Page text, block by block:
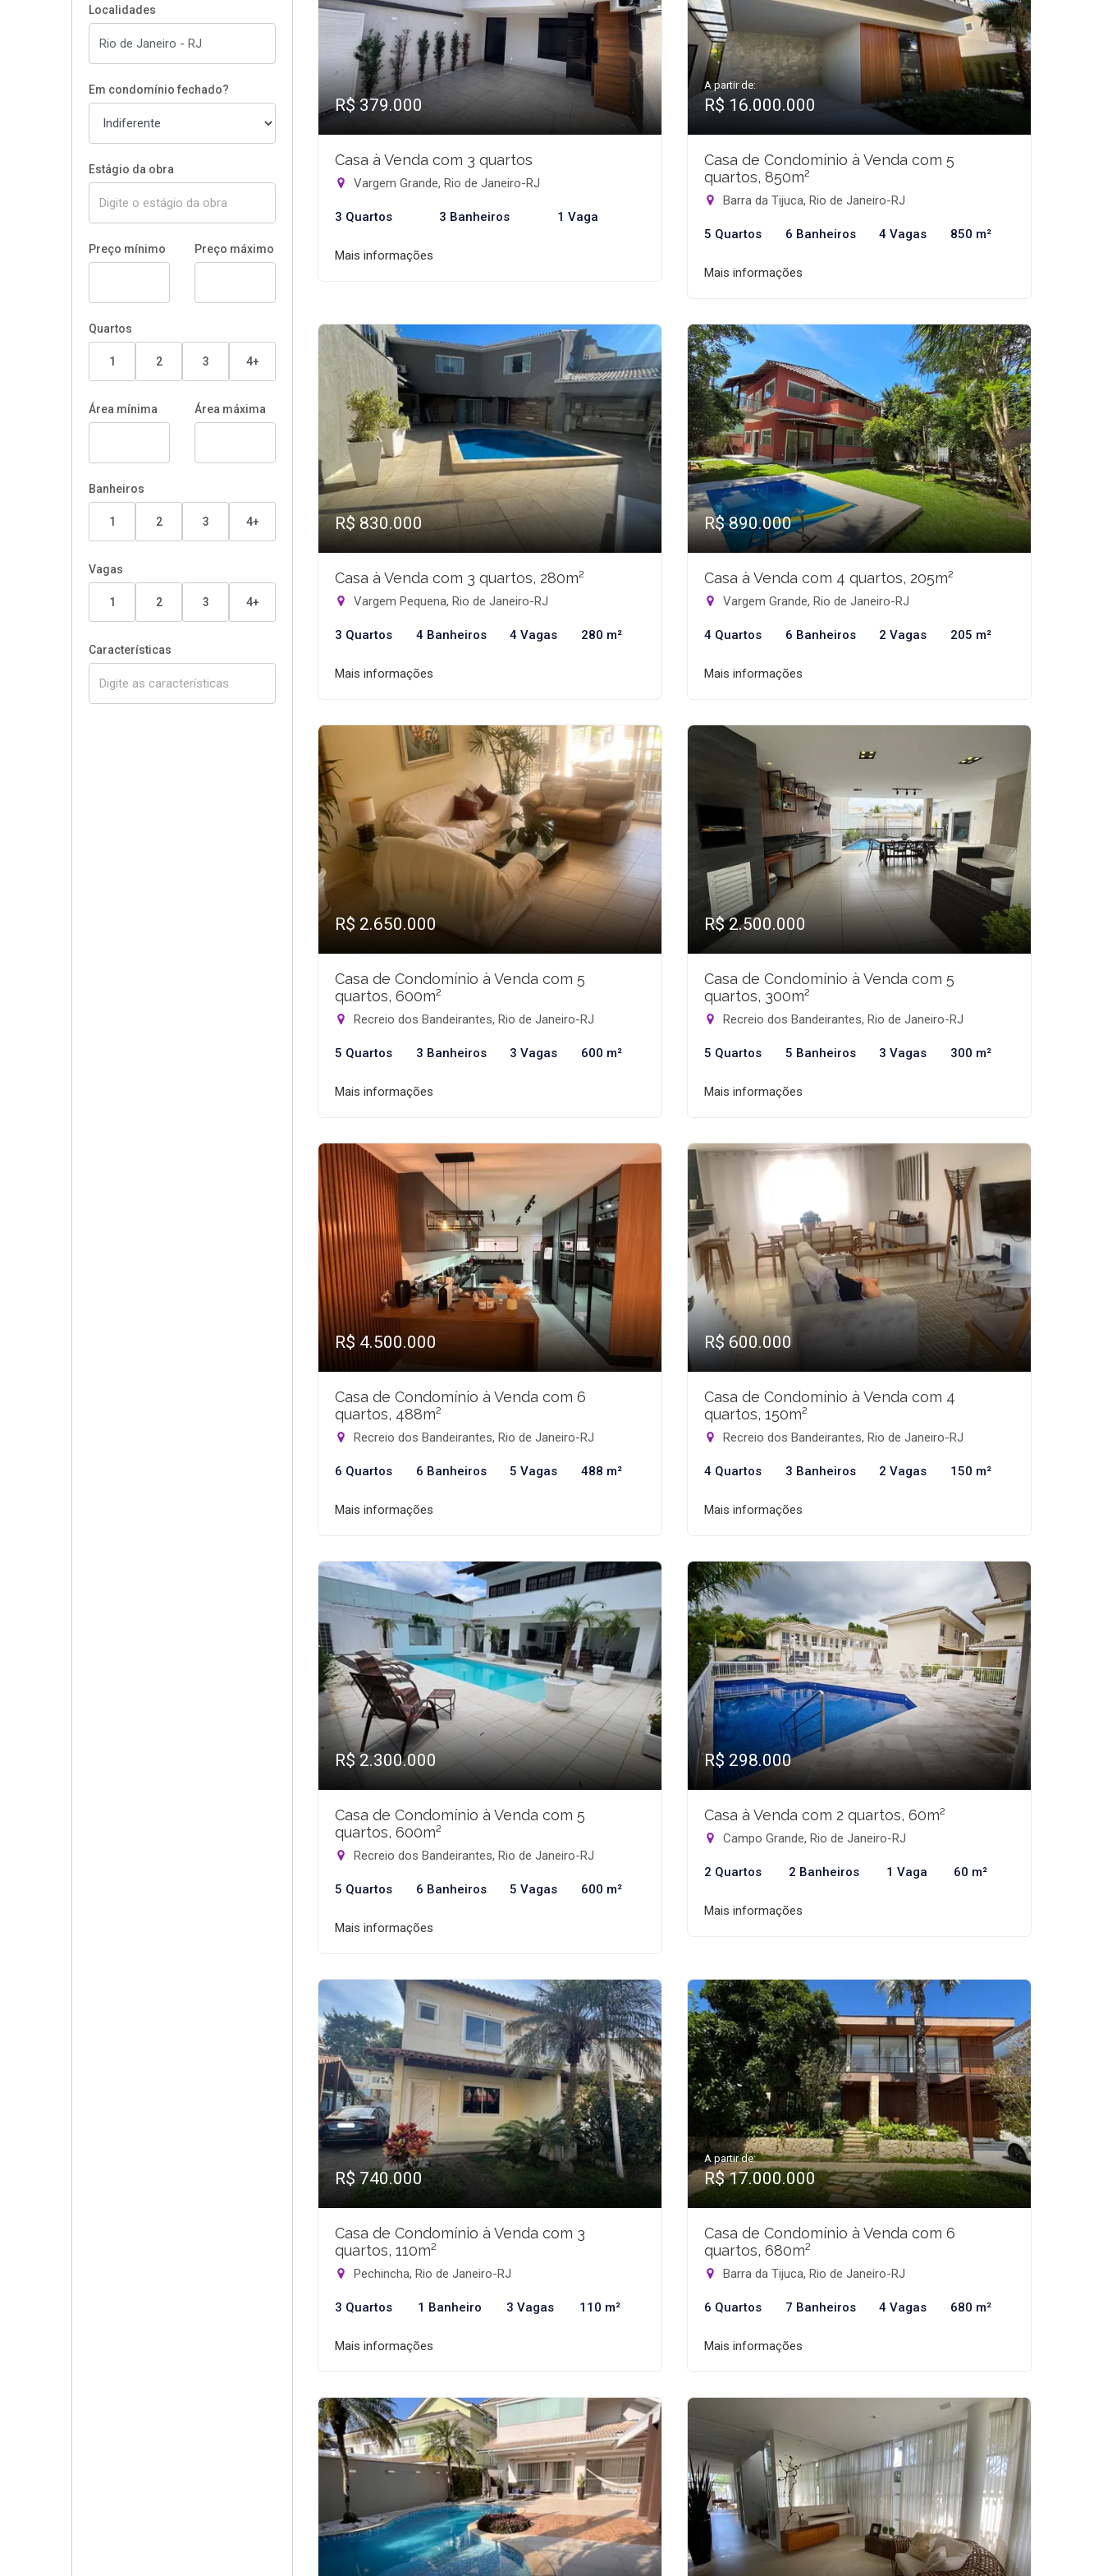
Localidades
Em condomínio fechado?
Estágio da obra
Preço mínimo Preço máximo
Quartos
1 2 3 4+
Área mínima Área máxima
Banheiros
1 2 3 4+
Vagas
1 2 3 4+
Características
R$ 379.000
Casa à Venda com 3 quartos
Vargem Grande, Rio de Janeiro-RJ
3 Quartos 3 Banheiros 1 Vaga
Mais informações
A partir de:
R$ 16.000.000
Casa de Condomínio à Venda com 5
quartos, 850m²
Barra da Tijuca, Rio de Janeiro-RJ
5 Quartos 6 Banheiros 4 Vagas 850 m²
Mais informações
R$ 830.000
Casa à Venda com 3 quartos, 280m²
Vargem Pequena, Rio de Janeiro-RJ
3 Quartos 4 Banheiros 4 Vagas 280 m²
Mais informações
R$ 890.000
Casa à Venda com 4 quartos, 205m²
Vargem Grande, Rio de Janeiro-RJ
4 Quartos 6 Banheiros 2 Vagas 205 m²
Mais informações
R$ 2.650.000
Casa de Condomínio à Venda com 5
quartos, 600m²
Recreio dos Bandeirantes, Rio de Janeiro-RJ
5 Quartos 3 Banheiros 3 Vagas 600 m²
Mais informações
R$ 2.500.000
Casa de Condomínio à Venda com 5
quartos, 300m²
Recreio dos Bandeirantes, Rio de Janeiro-RJ
5 Quartos 5 Banheiros 3 Vagas 300 m²
Mais informações
R$ 4.500.000
Casa de Condomínio à Venda com 6
quartos, 488m²
Recreio dos Bandeirantes, Rio de Janeiro-RJ
6 Quartos 6 Banheiros 5 Vagas 488 m²
Mais informações
R$ 600.000
Casa de Condomínio à Venda com 4
quartos, 150m²
Recreio dos Bandeirantes, Rio de Janeiro-RJ
4 Quartos 3 Banheiros 2 Vagas 150 m²
Mais informações
R$ 2.300.000
Casa de Condomínio à Venda com 5
quartos, 600m²
Recreio dos Bandeirantes, Rio de Janeiro-RJ
5 Quartos 6 Banheiros 5 Vagas 600 m²
Mais informações
R$ 298.000
Casa à Venda com 2 quartos, 60m²
Campo Grande, Rio de Janeiro-RJ
2 Quartos 2 Banheiros 1 Vaga 60 m²
Mais informações
R$ 740.000
Casa de Condomínio à Venda com 3
quartos, 110m²
Pechincha, Rio de Janeiro-RJ
3 Quartos 1 Banheiro 3 Vagas 110 m²
Mais informações
A partir de:
R$ 17.000.000
Casa de Condomínio à Venda com 6
quartos, 680m²
Barra da Tijuca, Rio de Janeiro-RJ
6 Quartos 7 Banheiros 4 Vagas 680 m²
Mais informações